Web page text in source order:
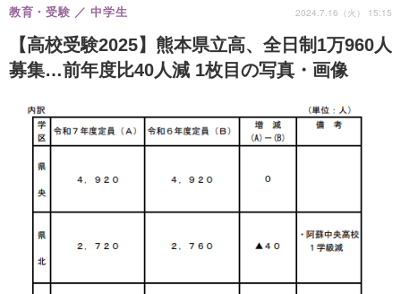
【高校受験2025】熊本県立高、全日制1万960人
募集…前年度比40人減 1枚目の写真・画像
教育・受験 中学生 2024.7.16（火） 15:15